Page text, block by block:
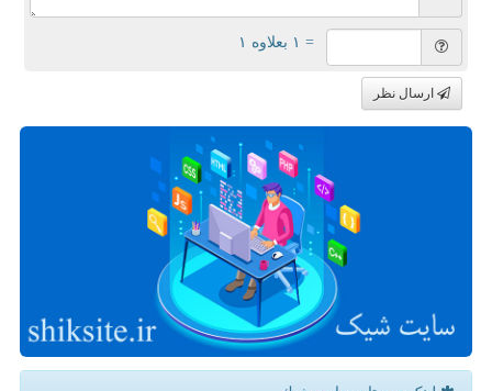
= ۱ بعلاوه ۱
ارسال نظر